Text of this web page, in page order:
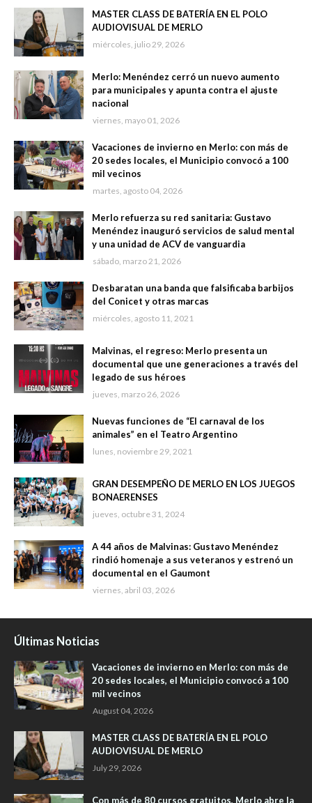
MASTER CLASS DE BATERÍA EN EL POLO
AUDIOVISUAL DE MERLO
miércoles, julio 29, 2026
Merlo: Menéndez cerró un nuevo aumento
para municipales y apunta contra el ajuste
nacional
viernes, mayo 01, 2026
Vacaciones de invierno en Merlo: con más de
20 sedes locales, el Municipio convocó a 100
mil vecinos
martes, agosto 04, 2026
Merlo refuerza su red sanitaria: Gustavo
Menéndez inauguró servicios de salud mental
y una unidad de ACV de vanguardia
sábado, marzo 21, 2026
Desbaratan una banda que falsificaba barbijos
del Conicet y otras marcas
miércoles, agosto 11, 2021
Malvinas, el regreso: Merlo presenta un
documental que une generaciones a través del
legado de sus héroes
jueves, marzo 26, 2026
Nuevas funciones de “El carnaval de los
animales” en el Teatro Argentino
lunes, noviembre 29, 2021
GRAN DESEMPEÑO DE MERLO EN LOS JUEGOS
BONAERENSES
jueves, octubre 31, 2024
A 44 años de Malvinas: Gustavo Menéndez
rindió homenaje a sus veteranos y estrenó un
documental en el Gaumont
viernes, abril 03, 2026
Últimas Noticias
Vacaciones de invierno en Merlo: con más de
20 sedes locales, el Municipio convocó a 100
mil vecinos
August 04, 2026
MASTER CLASS DE BATERÍA EN EL POLO
AUDIOVISUAL DE MERLO
July 29, 2026
Con más de 80 cursos gratuitos, Merlo abre la